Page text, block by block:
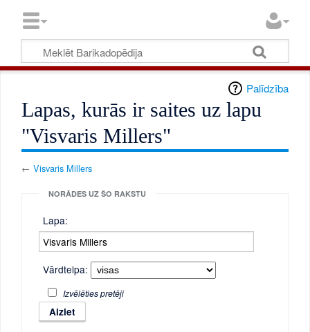
Palīdzība
Lapas, kurās ir saites uz lapu
"Visvaris Millers"
←Visvaris Millers
NORĀDES UZ ŠO RAKSTU
Lapa:
Vārdtelpa:
Izvēlēties pretēji